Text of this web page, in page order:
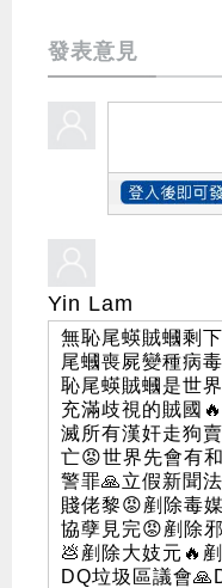
發表意見
Yin Lam
無恥尾蝧賊蟈剩
尾蟈喪屍變種病
恥尾蝧賊蟈是世
充滿歧視的賊國
滅所有漢奸走狗
亡😡世界先會有
警罪🙏立假新聞
賤佬黎😡剷除毒
協孽見完😡剷除
💩剷除大妓元🔥
DQ垃圾區議會